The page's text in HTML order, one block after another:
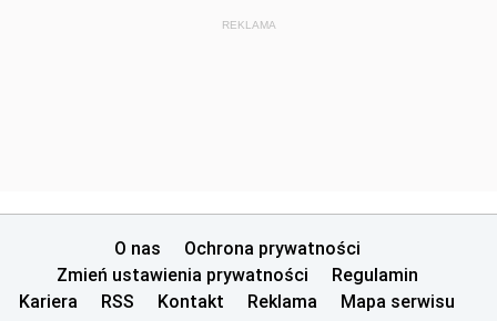
REKLAMA
O nas
Ochrona prywatności
Zmień ustawienia prywatności
Regulamin
Kariera
RSS Kontakt Reklama Mapa serwisu